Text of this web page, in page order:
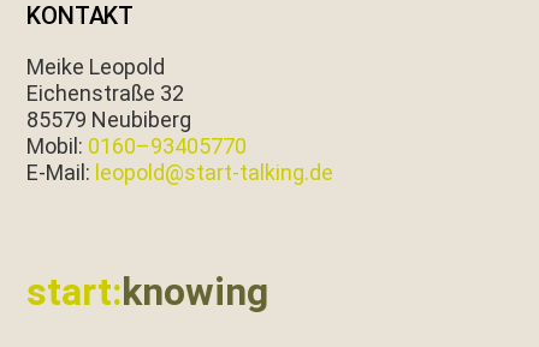
KONTAKT
Meike Leopold
Eichen­straße 32
85579 Neubiberg
Mobil: 0160–93405770
E‑Mail: leopold@start-talking.de
start:knowing